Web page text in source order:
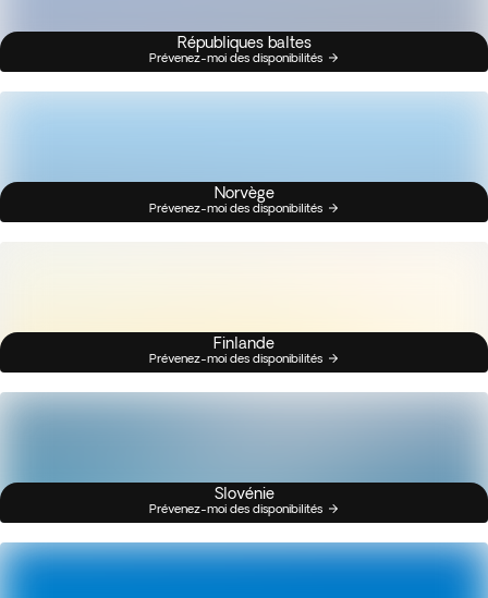
Républiques baltes
Prévenez-moi des disponibilités
Norvège
Prévenez-moi des disponibilités
Finlande
Prévenez-moi des disponibilités
Slovénie
Prévenez-moi des disponibilités